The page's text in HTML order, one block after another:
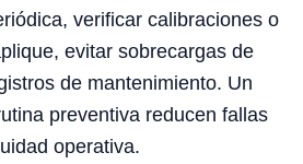
verificar calibraciones o
evitar sobrecargas de
de mantenimiento. Un
preventiva reducen fallas
operativa.